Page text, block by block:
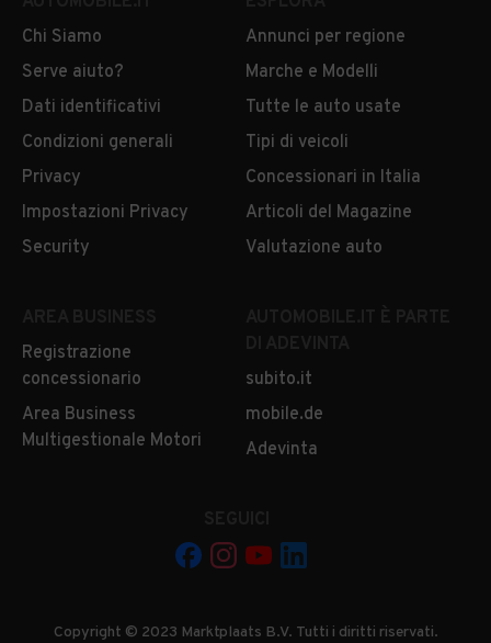
Chi Siamo
Serve aiuto?
Dati identificativi
Condizioni generali
Privacy
Impostazioni Privacy
Security
Annunci per regione
Marche e Modelli
Tutte le auto usate
Tipi di veicoli
Concessionari in Italia
Articoli del Magazine
Valutazione auto
Registrazione
concessionario
Area Business
Multigestionale Motori
subito.it
mobile.de
Adevinta
Copyright © 2023 Marktplaats B.V. Tutti i diritti riservati.